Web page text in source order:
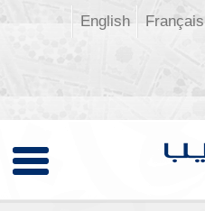
Français
English